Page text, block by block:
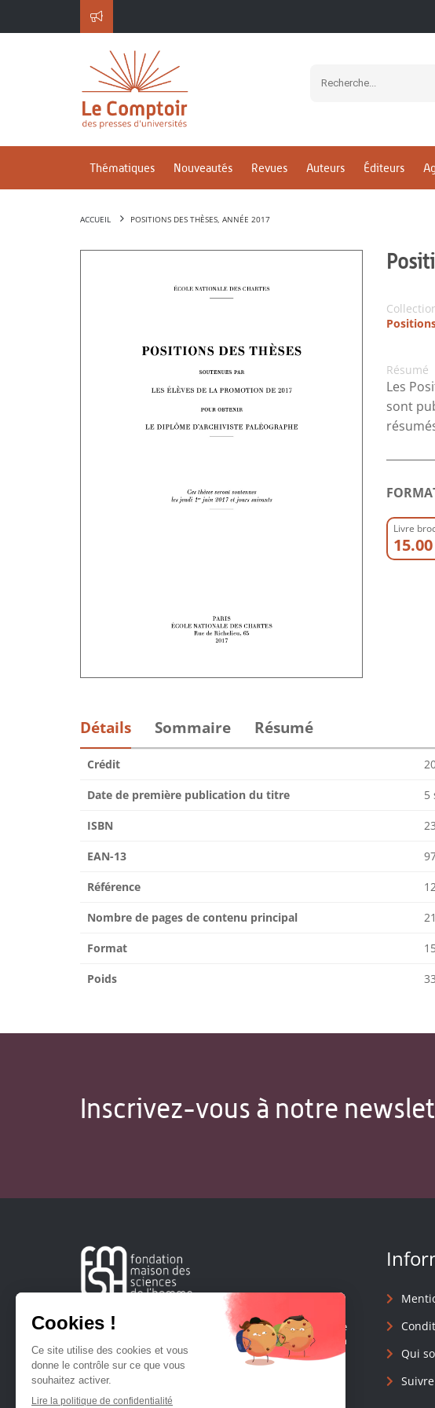
Thématiques Nouveautés Revues Auteurs Éditeurs
ACCUEIL POSITIONS DES THÈSES, ANNÉE 2017
Résumé
Les
sont
Livre
Détails Sommaire Résumé
Crédit
Date de première publication du titre 5
ISBN
EAN-13
Référence
Nombre de pages de contenu principal
Format
Poids
Inscrivez-vous à notre
Créée en 1963, la Fondation Maison Sciences de l'Homme
soutient la recherche et la diffusion des connaissances en
sciences humaines et sociales.
Qui